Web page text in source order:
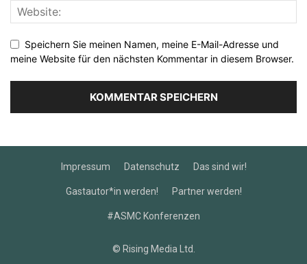
Speichern Sie meinen Namen, meine E-Mail-Adresse und
meine Website für den nächsten Kommentar in diesem Browser.
Impressum Datenschutz Das sind wir!
Gastautor*in werden! Partner werden!
#ASMC Konferenzen
© Rising Media Ltd.